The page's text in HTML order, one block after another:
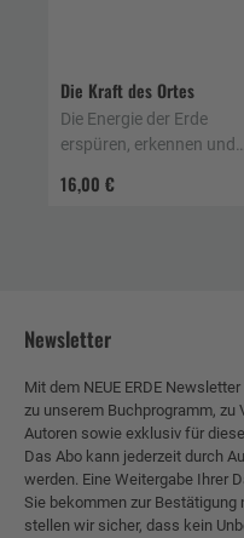
Die Kraft des Ortes
16,00 €
Die Energie der Erde
erspüren, erkennen und
Newsletter
Mit dem NEUE ERDE
zu unserem Buchprogramm, zu
Autoren sowie exklusiv für
Das Abo kann jederzeit durch
werden. Eine Weitergabe Ihrer
Sie bekommen zur Bestätigung
stellen wir sicher, dass kein